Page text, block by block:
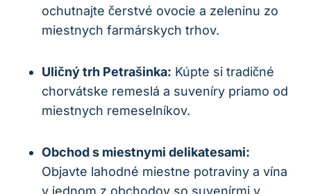
ochutnajte čerstvé ovocie a zeleninu zo
miestnych farmárskych trhov.
Uličný trh Petrašinka: Kúpte si tradičné
chorvátske remeslá a suveníry priamo od
miestnych remeselníkov.
Obchod s miestnymi delikatesami:
Objavte lahodné miestne potraviny a vína
v jednom z obchodov so suvenírmi v